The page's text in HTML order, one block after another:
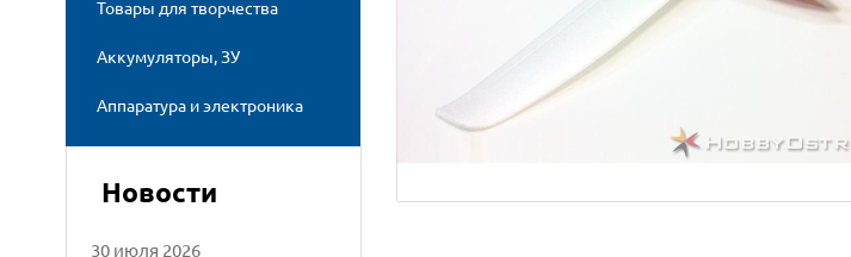
Товары для творчества
Аккумуляторы, ЗУ
Аппаратура и электроника
Новости
30 июля 2026